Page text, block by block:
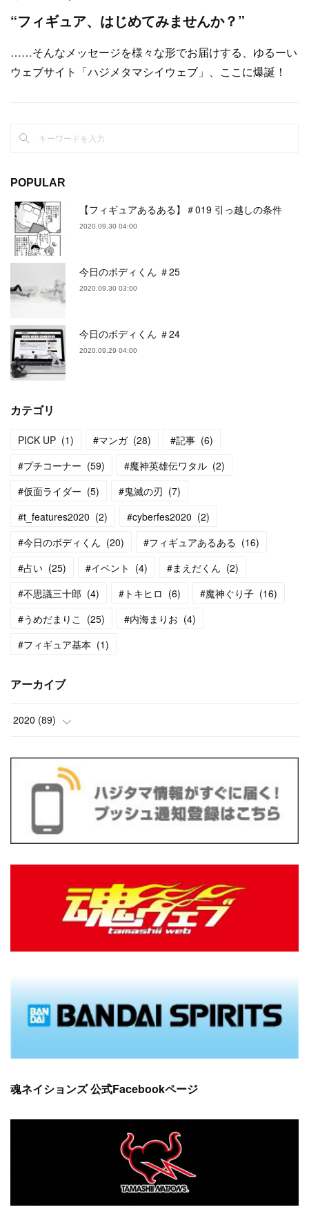
“フィギュア、はじめてみませんか？”
……そんなメッセージを様々な形でお届けする、ゆるーい
ウェブサイト「ハジメタマシイウェブ」、ここに爆誕！
POPULAR
【フィギュアあるある】＃019 引っ越しの条件
2020.09.30 04:00
今日のボディくん ＃25
2020.09.30 03:00
今日のボディくん ＃24
2020.09.29 04:00
カテゴリ
PICK UP (1) #マンガ (28) #記事 (6)
#プチコーナー (59) #魔神英雄伝ワタル (2)
#仮面ライダー (5) #鬼滅の刃 (7)
#t_features2020 (2) #cyberfes2020 (2)
#今日のボディくん (20) #フィギュアあるある (16)
#占い (25) #イベント (4) #まえだくん (2)
#不思議三十郎 (4) #トキヒロ (6) #魔神ぐり子 (16)
#うめだまりこ (25) #内海まりお (4)
#フィギュア基本 (1)
アーカイブ
2020 (89)
(10)
(18)
魂ネイションズ 公式Facebookページ